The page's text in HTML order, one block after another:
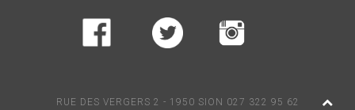
RUE DES VERGERS 2 - 1950 SION 027 322 95 62